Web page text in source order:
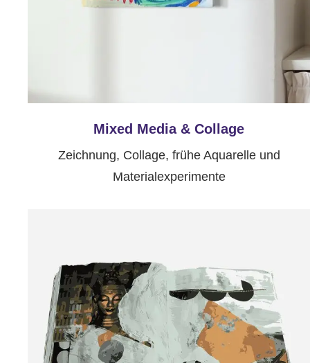
Mixed Media & Collage
Zeichnung, Collage, frühe Aquarelle und
Materialexperimente